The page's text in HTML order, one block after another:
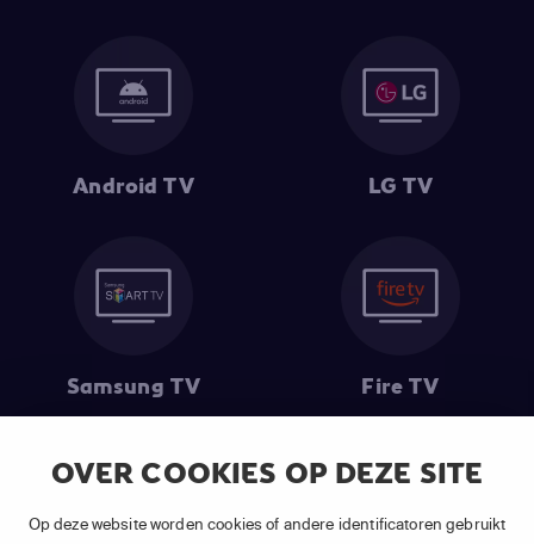
OVER COOKIES OP DEZE SITE
Op deze website worden cookies of andere identificatoren gebruikt
Android TV LG TV
Samsung TV Fire TV
(1) De eerste 30 dagen gratis: Geldig op alle nieuwe abonnementen